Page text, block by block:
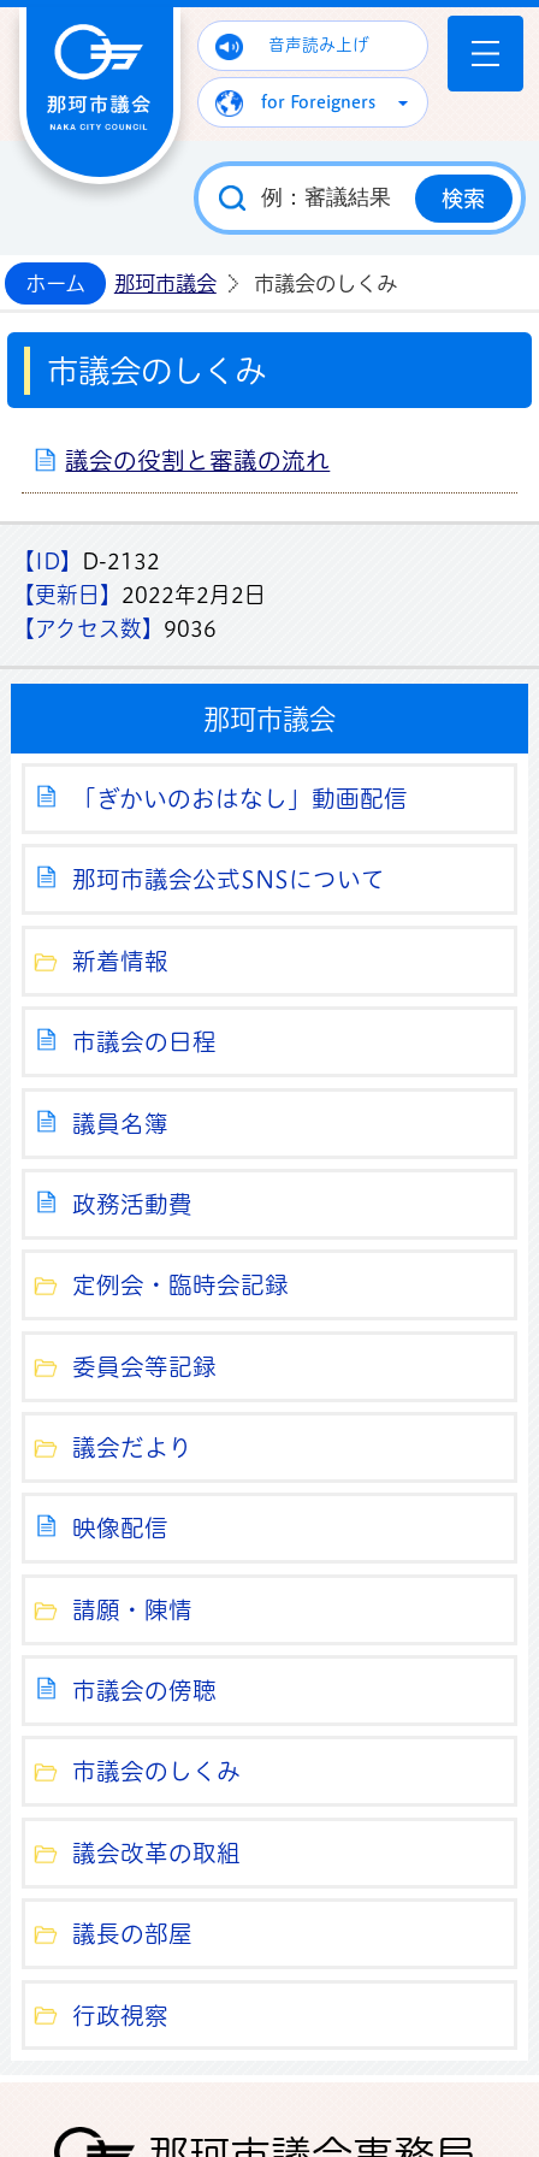
那珂市議会ホームページ
音声読み上げ
for Foreigners
ホーム 那珂市議会 市議会のしくみ
市議会のしくみ
議会の役割と審議の流れ
【ID】
D-2132
【更新日】 2022年2月2日
【アクセス数】 9036
那珂市議会
「ぎかいのおはなし」動画配信
那珂市議会公式SNSについて
新着情報
市議会の日程
議員名簿
政務活動費
定例会・臨時会記録
委員会等記録
議会だより
映像配信
請願・陳情
市議会の傍聴
市議会のしくみ
議会改革の取組
議長の部屋
行政視察